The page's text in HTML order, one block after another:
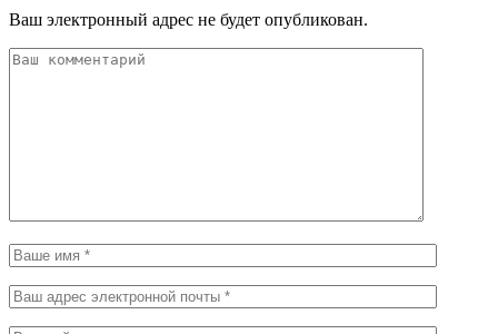
Ваш электронный адрес не будет опубликован.